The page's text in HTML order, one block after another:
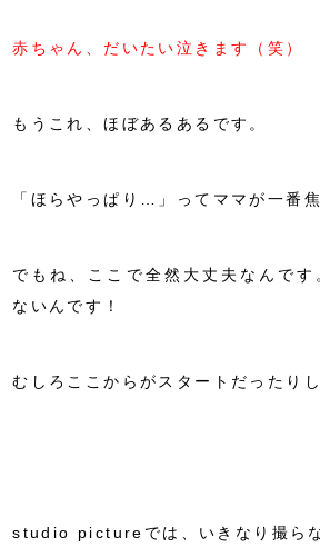
赤ちゃん、だいたい泣きます（笑）
もうこれ、ほぼあるあるです。
「ほらやっぱり…」ってママが一番焦
でもね、ここで全然大丈夫なんで
ないんです！
むしろここからがスタートだったりし
studio pictureでは、いきなり撮らな